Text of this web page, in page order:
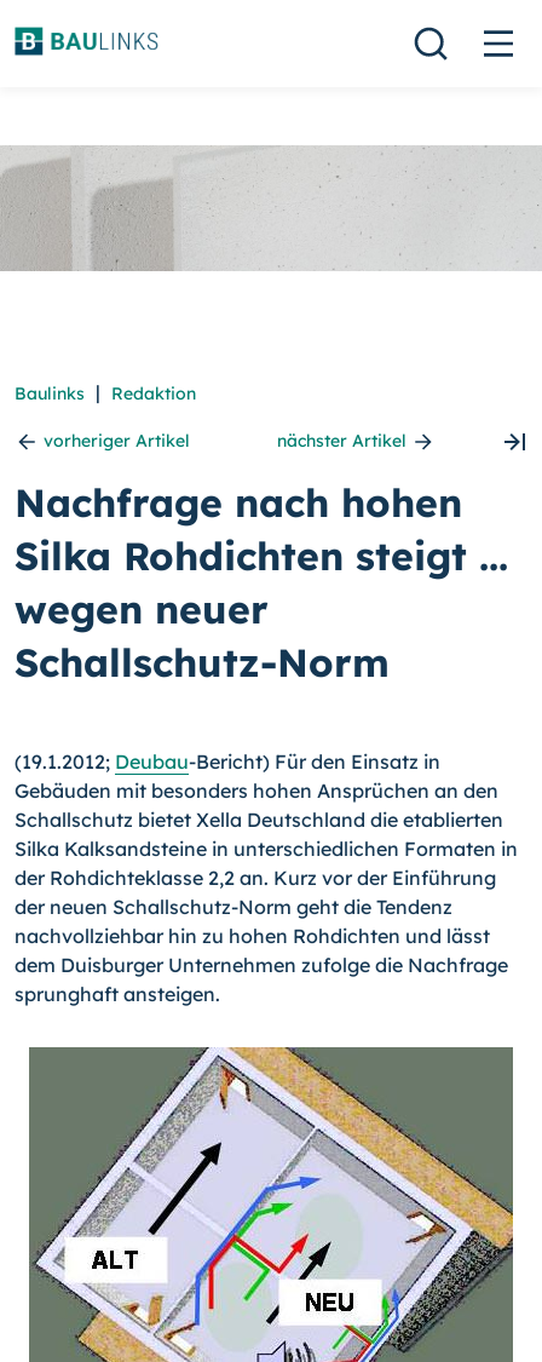
Baulinks | Redaktion
vorheriger Artikel nächster Artikel
Nachfrage nach hohen
Silka Rohdichten steigt ...
wegen neuer
Schallschutz-Norm
(19.1.2012; Deubau-Bericht) Für den Einsatz in
Gebäuden mit besonders hohen Ansprüchen an den
Schallschutz bietet Xella Deutschland die etablierten
Silka Kalksandsteine in unterschiedlichen Formaten in
der Rohdichteklasse 2,2 an. Kurz vor der Einführung
der neuen Schallschutz-Norm geht die Tendenz
nachvollziehbar hin zu hohen Rohdichten und lässt
dem Duisburger Unternehmen zufolge die Nachfrage
sprunghaft ansteigen.